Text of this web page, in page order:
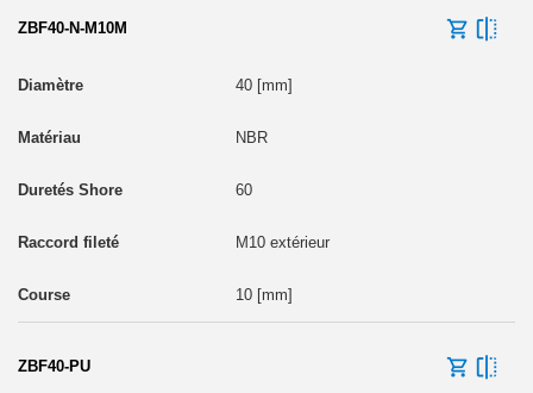
ZBF40-N-M10M
40 [mm]
NBR
60
M10 extérieur
10 [mm]
ZBF40-PU